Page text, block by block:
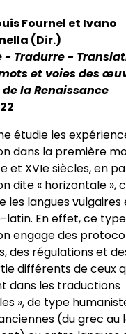
Fournel et Ivano
(Dir.)
- Tradurre -
et voies des
de la Renaissance
étudie les
dans la première
et XVIe siècles, en
dite « horizontale »,
les langues vulgaires
latin. En effet, ce
engage des
des régulations et
différents de ceux
dans les traductions
», de type
(du grec au